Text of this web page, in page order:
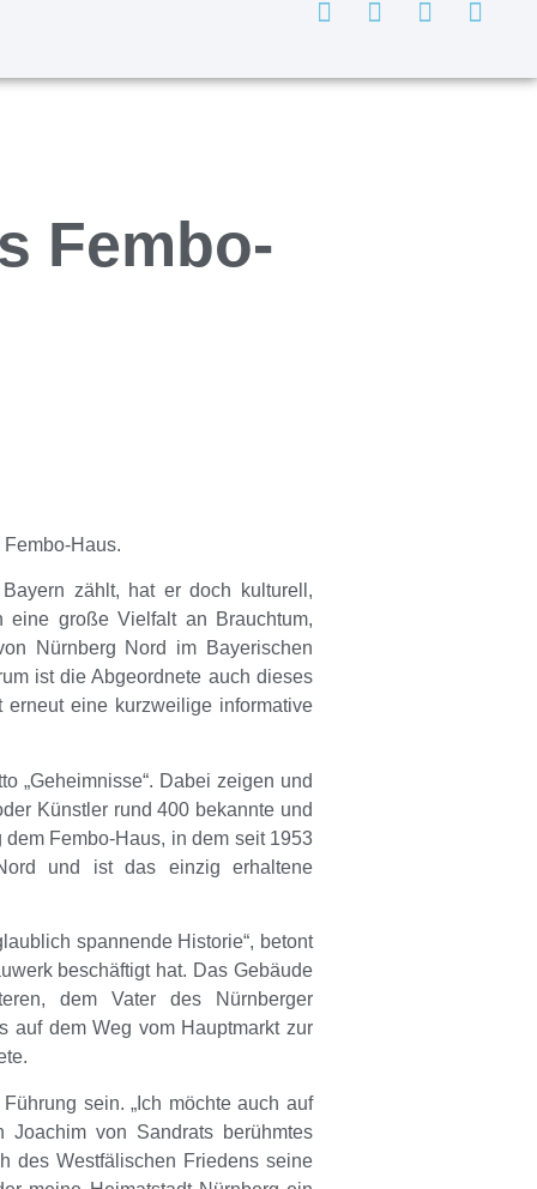
Fembo-
Fembo-Haus.
zählt, hat er doch kulturell,
eine große Vielfalt an Brauchtum,
Nürnberg Nord im Bayerischen
ist die Abgeordnete auch dieses
eine kurzweilige informative
„Geheimnisse“. Dabei zeigen und
Künstler rund 400 bekannte und
Fembo-Haus, in dem seit 1953
und ist das einzig erhaltene
spannende Historie“, betont
beschäftigt hat. Das Gebäude
dem Vater des Nürnberger
auf dem Weg vom Hauptmarkt zur
sein. „Ich möchte auch auf
Joachim von Sandrats berühmtes
des Westfälischen Friedens seine